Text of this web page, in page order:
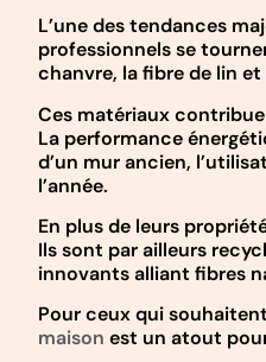
L’une des tendances
professionnels se
chanvre, la fibre de lin
Ces matériaux
La performance
d’un mur ancien,
l’année.
En plus de leurs
Ils sont par ailleurs
innovants alliant fibres
Pour ceux qui
maison est un atout